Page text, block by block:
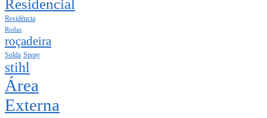
Residencial
Residência
Rodas
roçadeira
Solda Spray
stihl
Área
Externa